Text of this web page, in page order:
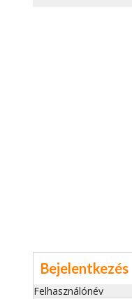
Bejelentkezés
Felhasználónév